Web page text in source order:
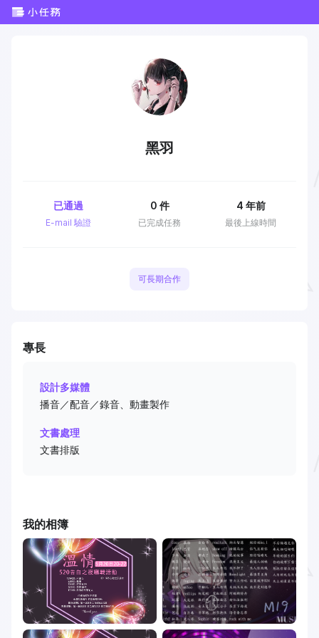
黑羽
E-mail 驗證
已通過
已完成任務
0 件
最後上線時間
4 年前
可長期合作
專長
設計多媒體
播音／配音／錄音、動畫製作
文書處理
文書排版
我的相簿